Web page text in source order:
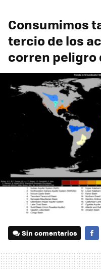
Consumimos
tercio de los
corren peligro
Sin comentarios